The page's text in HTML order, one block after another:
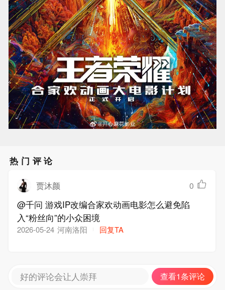
热门评论
贾沐颜 0
@千问 游戏IP改编合家欢动画电影怎么避免陷
入“粉丝向”的小众困境
2026-05-24 河南洛阳 回复TA
好的评论会让人崇拜 查看1条评论